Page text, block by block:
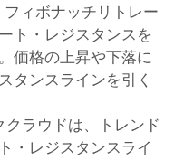
ィボナッチリトレー
ト・レジスタンスを
価格の上昇や下落に
タンスラインを引く
ラウドは、トレンド
・レジスタンスライ